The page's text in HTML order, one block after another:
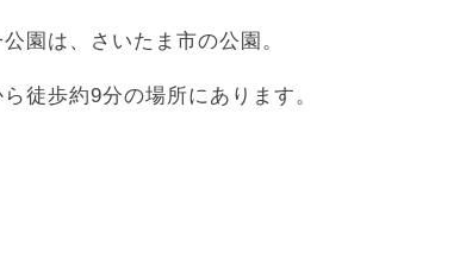
園は、さいたま市の公園。
ら徒歩約9分の場所にあります。